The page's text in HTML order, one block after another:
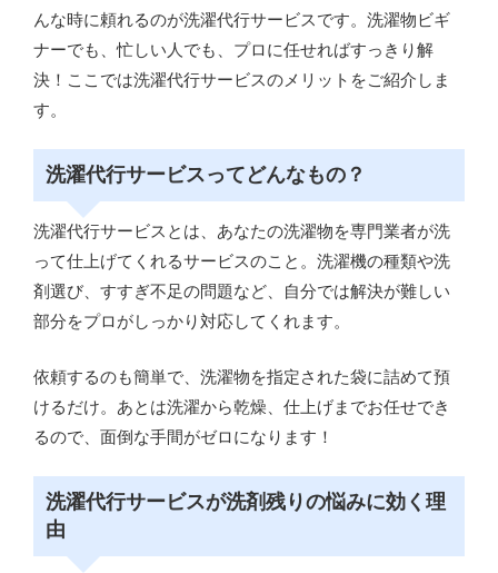
んな時に頼れるのが洗濯代行サービスです。洗濯物ビギ
ナーでも、忙しい人でも、プロに任せればすっきり解
決！ここでは洗濯代行サービスのメリットをご紹介しま
す。
洗濯代行サービスってどんなもの？
洗濯代行サービスとは、あなたの洗濯物を専門業者が洗
って仕上げてくれるサービスのこと。洗濯機の種類や洗
剤選び、すすぎ不足の問題など、自分では解決が難しい
部分をプロがしっかり対応してくれます。
依頼するのも簡単で、洗濯物を指定された袋に詰めて預
けるだけ。あとは洗濯から乾燥、仕上げまでお任せでき
るので、面倒な手間がゼロになります！
洗濯代行サービスが洗剤残りの悩みに効く理
由